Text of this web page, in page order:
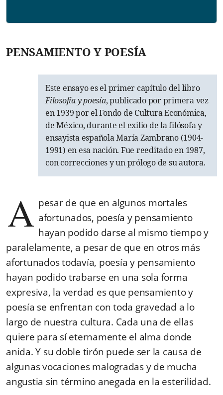
PENSAMIENTO Y POESÍA
Este ensayo es el primer capítulo del libro
Filosofía y poesía, publicado por primera vez
en 1939 por el Fondo de Cultura Económica,
de México, durante el exilio de la filósofa y
ensayista española María Zambrano (1904-
1991) en esa nación. Fue reeditado en 1987,
con correcciones y un prólogo de su autora.
A pesar de que en algunos mortales
afortunados, poesía y pensamiento
hayan podido darse al mismo tiempo y
paralelamente, a pesar de que en otros más
afortunados todavía, poesía y pensamiento
hayan podido trabarse en una sola forma
expresiva, la verdad es que pensamiento y
poesía se enfrentan con toda gravedad a lo
largo de nuestra cultura. Cada una de ellas
quiere para sí eternamente el alma donde
anida. Y su doble tirón puede ser la causa de
algunas vocaciones malogradas y de mucha
angustia sin término anegada en la esterilidad.